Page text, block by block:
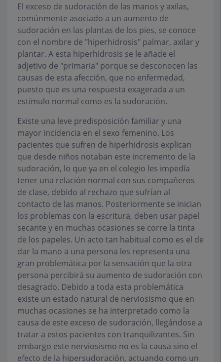
El exceso de sudoración de las manos y axilas,
comúnmente asociado a un aumento de
sudoración en las plantas de los pies, se conoce
con el nombre de "hiperhidrosis" palmar, axilar y
plantar. A esta hiperhidrosis se le añade el
adjetivo de "primaria" porque se desconocen las
causas de esta afección, que no enfermedad,
puesto que es una respuesta exagerada a un
estímulo normal como es la sudoración.
Existe una leve predisposición familiar y una
mayor incidencia en el sexo femenino. Los
pacientes que sufren de hiperhidrosis explican
que desde niños notaban este incremento de la
sudoración, lo que ya en el colegio les impedía
tener una relación normal con sus compañeros
de clase, debido al rechazo que sufrían al
contacto de las manos. Posteriormente se inician
los problemas con la escritura, deben usar papel
secante y en muchas ocasiones se corre la tinta
de los papeles. Un acto tan habitual como es el de
dar la mano a una persona les representa una
gran problemática por la sensación que la otra
persona percibirá su aumento de sudoración con
desagrado. Debido a toda esta problemática
existe un estado natural de nerviosismo que en
muchas ocasiones se ha interpretado como la
causa de este exceso de sudoración, llegándose a
tratar a estos pacientes con tranquilizantes. Sin
embargo este nerviosismo no es la causa sino el
efecto de la hipersudoración, actuando como un